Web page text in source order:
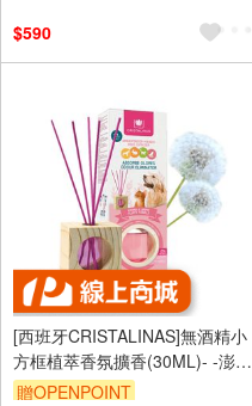
$590
[西班牙CRISTALINAS]無酒精小
方框植萃香氛擴香(30ML)- -澎鬆
毛巾【去味加強版】
贈OPENPOINT